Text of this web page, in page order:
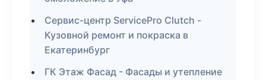
Сервис-центр ServicePro Clutch -
Кузовной ремонт и покраска в
Екатеринбург
ГК Этаж Фасад - Фасады и утепление